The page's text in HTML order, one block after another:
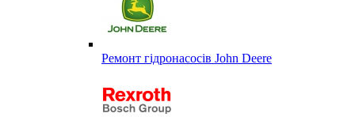
Ремонт гідронасосів John Deere